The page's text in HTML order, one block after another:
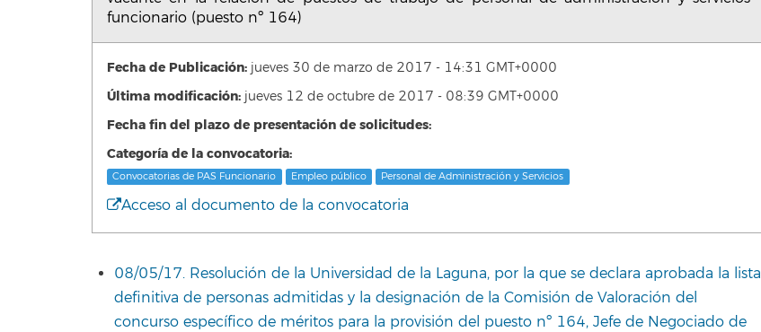
funcionario (puesto nº 164)
Fecha de Publicación: jueves 30 de marzo de 2017 - 14:31 GMT+0000
Última modificación: jueves 12 de octubre de 2017 - 08:39 GMT+0000
Fecha fin del plazo de presentación de solicitudes:
Categoría de la convocatoria:
Convocatorias de PAS Funcionario Empleo público Personal de Administración y Servicios
Acceso al documento de la convocatoria
08/05/17. Resolución de la Universidad de la Laguna, por la que se declara aprobada la lista
definitiva de personas admitidas y la designación de la Comisión de Valoración del
concurso específico de méritos para la provisión del puesto nº 164, Jefe de Negociado de